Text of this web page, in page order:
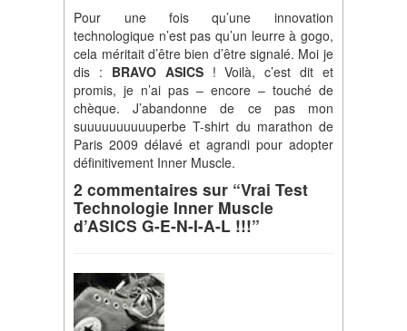
Pour une fois qu’une innovation
technologique n’est pas qu’un leurre à gogo,
cela méritait d’être bien d’être signalé. Moi je
dis : BRAVO ASICS! Voilà, c’est dit et
promis, je n’ai pas – encore – touché de
chèque. J’abandonne de ce pas mon
suuuuuuuuuuperbe T-shirt du marathon de
Paris 2009 délavé et agrandi pour adopter
définitivement Inner Muscle.
2 commentaires sur “Vrai Test
Technologie Inner Muscle
d’ASICS G-E-N-I-A-L !!!”